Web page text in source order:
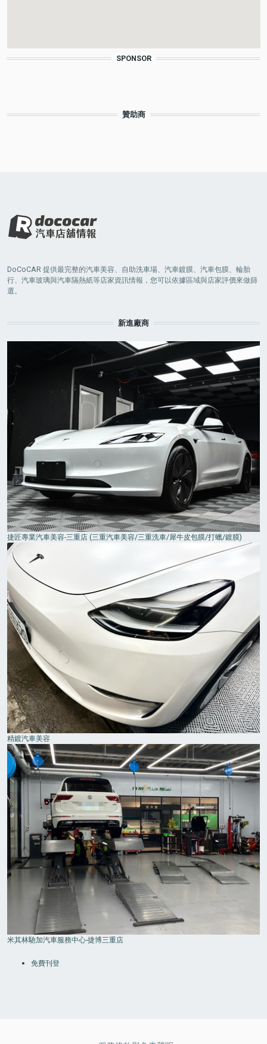
SPONSOR
贊助商
DoCoCAR 提供最完整的汽車美容、自助洗車場、汽車鍍膜、汽車包膜、輪胎
行、汽車玻璃與汽車隔熱紙等店家資訊情報，您可以依據區域與店家評價來做篩
選。
新進廠商
捷匠專業汽車美容-三重店 (三重汽車美容/三重洗車/犀牛皮包膜/打蠟/鍍膜)
精鍍汽車美容
米其林馳加汽車服務中心-捷博三重店
MENU免費刊登